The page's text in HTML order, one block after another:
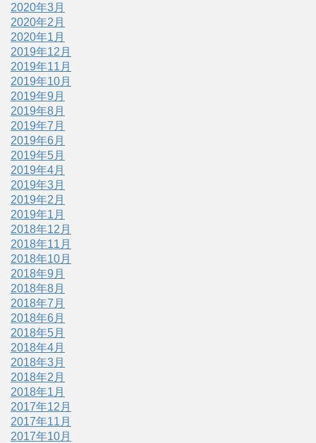
2020年3月
2020年2月
2020年1月
2019年12月
2019年11月
2019年10月
2019年9月
2019年8月
2019年7月
2019年6月
2019年5月
2019年4月
2019年3月
2019年2月
2019年1月
2018年12月
2018年11月
2018年10月
2018年9月
2018年8月
2018年7月
2018年6月
2018年5月
2018年4月
2018年3月
2018年2月
2018年1月
2017年12月
2017年11月
2017年10月